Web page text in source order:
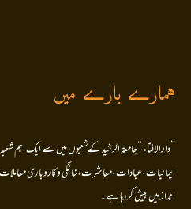
ہمارے بارے میں
’’دارالافتاء ‘‘جامعۃ الرشید کےشعبوں میں سے ایک اہم
ایمانیات،عبادات،معاشرت،خانگی وکاروباری معاملات
انداز میں پیش کررہا ہے۔